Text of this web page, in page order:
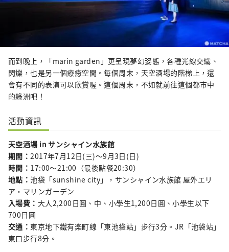
而到晚上，「marin garden」更呈現夢幻姿態，各種光線交織、
閃爍，也是另一個療癒空間。每個周末，天空酒場的階梯上，還
會有不同的表演可以欣賞喔。這個周末，不如就前往這個都市中
的綠洲吧！
活動資訊
天空酒場 in サンシャイン水族館
期間：2017年7月12日(三)～9月3日(日)
時間： 17:00～21:00（最後點餐20:30）
地點：池袋「sunshine city」，サンシャイン水族館 屋外エリ
ア・マリンガーデン
入場費： 大人2,200日圓、中、小學生1,200日圓、小學生以下
700日圓
交通： 東京地下鐵有楽町線「東池袋站」步行3分。JR「池袋站」
東口步行8分。